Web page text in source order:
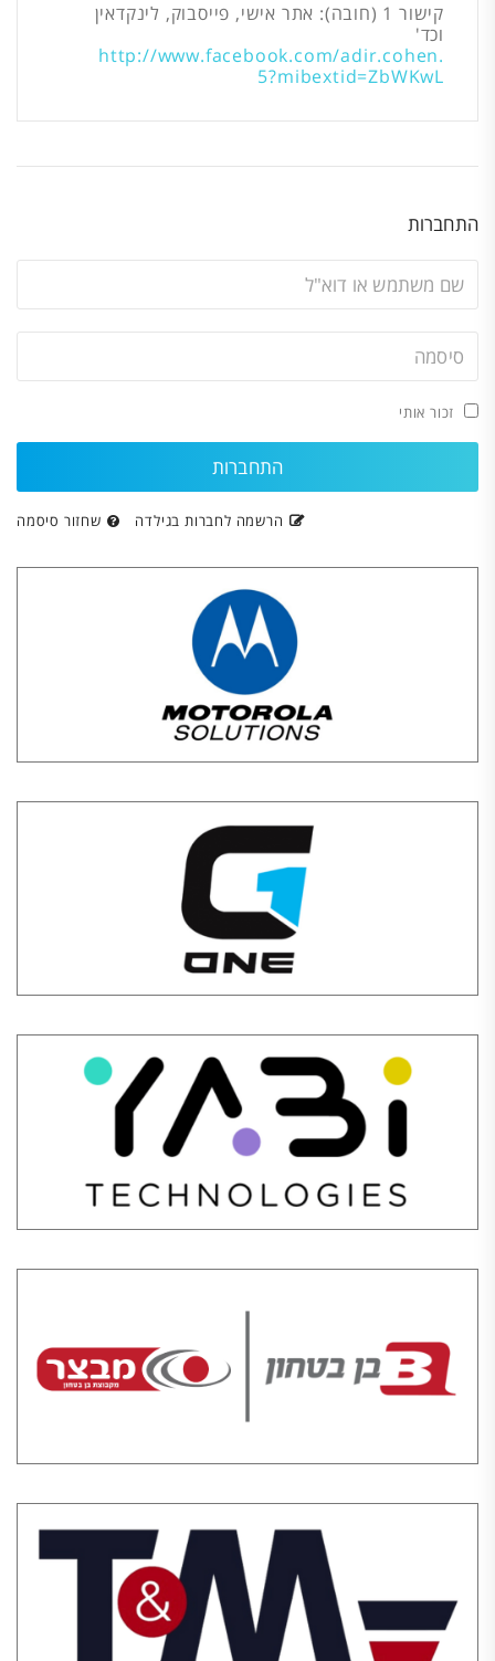
קישור 1 (חובה): אתר אישי, פייסבוק, לינקדאין
וכד'
http://www.facebook.com/adir.cohen.
5?mibextid=ZbWKwL
התחברות
זכור אותי
הרשמה לחברות בגילדה שחזור סיסמה